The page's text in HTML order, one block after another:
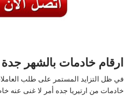
ارقام خادمات بالشهر جدة
في ظل التزايد المستمر على طلب
خادمات من ارتيريا جده أمر لا غنى